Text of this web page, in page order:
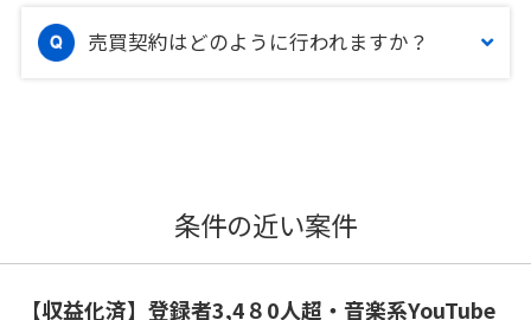
売買契約はどのように行われますか？
条件の近い案件
【収益化済】登録者3,4８0人超・音楽系YouTube